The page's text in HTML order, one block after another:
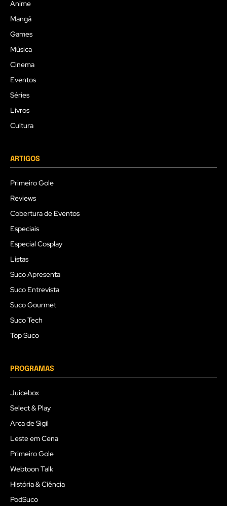
Anime
Mangá
Games
Música
Cinema
Eventos
Séries
Livros
Cultura
ARTIGOS
Primeiro Gole
Reviews
Cobertura de Eventos
Especiais
Especial Cosplay
Listas
Suco Apresenta
Suco Entrevista
Suco Gourmet
Suco Tech
Top Suco
PROGRAMAS
Juicebox
Select & Play
Arca de Sigil
Leste em Cena
Primeiro Gole
Webtoon Talk
História & Ciência
PodSuco